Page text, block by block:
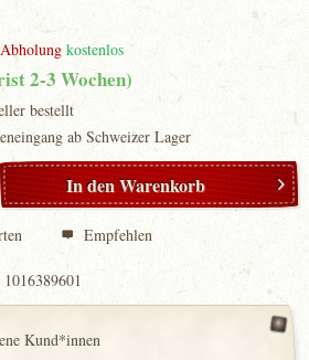
Abholung kostenlos
2-3 Wochen)
bestellt
ab Schweizer Lager
In denWarenkorb
Empfehlen
1016389601
Kund*innen